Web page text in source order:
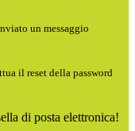
un messaggio
il reset della password
di posta elettronica!